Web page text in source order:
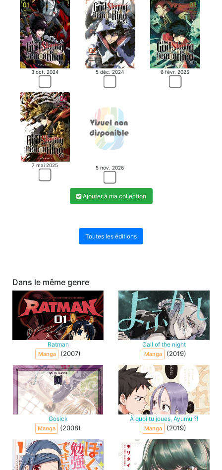
3 oct. 2024 5 déc. 2024 6 févr. 2025
7 mai 2025 5 nov. 2026
Ajouter à ma collection
Toutes les éditions
Dans le même genre
Ratman
Manga (2007)
Call of the night
Manga (2019)
Gosick
Manga (2008)
À quoi tu joues, Ayumu ?!
Manga (2019)